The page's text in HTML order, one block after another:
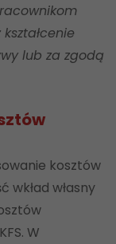
lub za zgodą
kosztów
wkład własny
W